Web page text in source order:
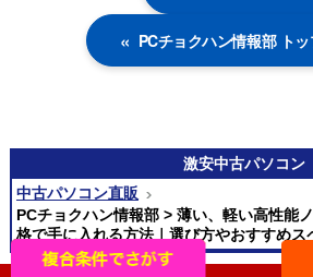
PCチョクハン情報部 ト
激安中古パソコン
中古パソコン直販
PCチョクハン情報部 > 薄い、軽い高性能
格で手に入れる方法｜選び方やおすすめス